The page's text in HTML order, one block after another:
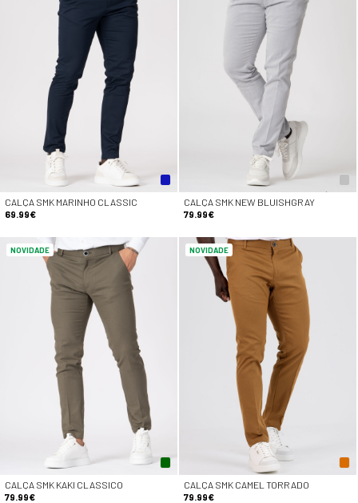
CALÇA SMK MARINHO CLASSIC
69.99€
CALÇA SMK NEW BLUISHGRAY
79.99€
NOVIDADE
CALÇA SMK KAKI CLASSICO
79.99€
NOVIDADE
CALÇA SMK CAMEL TORRADO
79.99€